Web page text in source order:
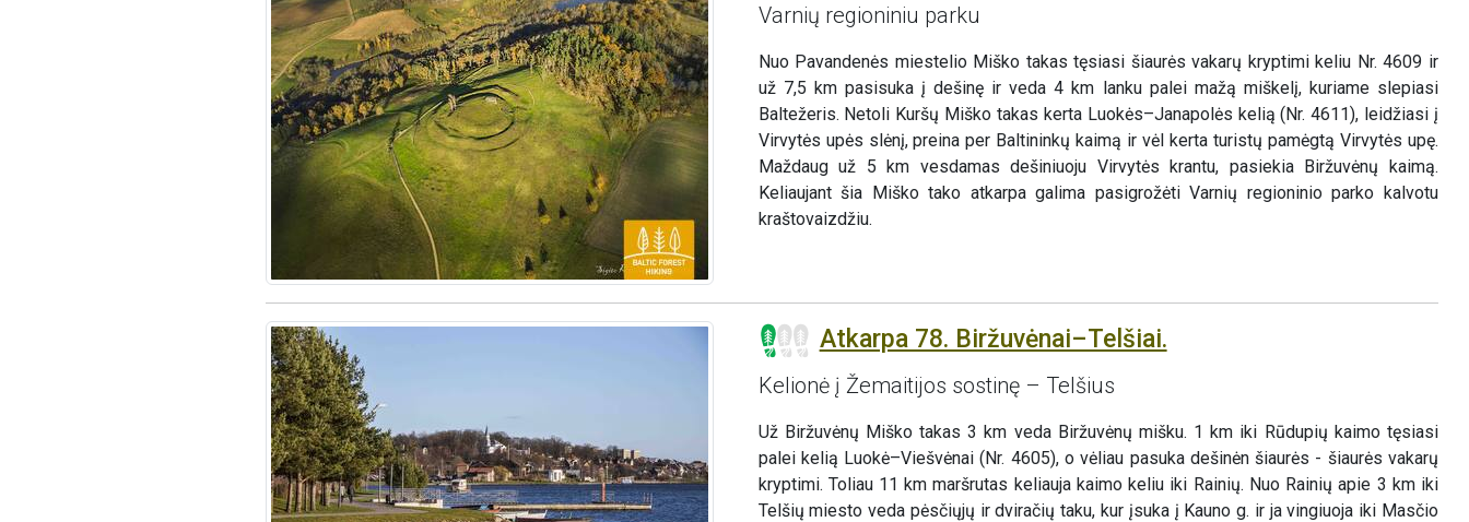
Varnių regioniniu parku
Nuo Pavandenės miestelio Miško takas tęsiasi šiaurės vakarų kryptimi keliu Nr. 4609 ir
už 7,5 km pasisuka į dešinę ir veda 4 km lanku palei mažą miškelį, kuriame slepiasi
Baltežeris. Netoli Kuršų Miško takas kerta Luokės–Janapolės kelią (Nr. 4611), leidžiasi į
Virvytės upės slėnį, preina per Baltininkų kaimą ir vėl kerta turistų pamėgtą Virvytės upę.
Maždaug už 5 km vesdamas dešiniuoju Virvytės krantu, pasiekia Biržuvėnų kaimą.
Keliaujant šia Miško tako atkarpa galima pasigrožėti Varnių regioninio parko kalvotu
kraštovaizdžiu.
Atkarpa 78. Biržuvėnai–Telšiai.
Kelionė į Žemaitijos sostinę – Telšius
Už Biržuvėnų Miško takas 3 km veda Biržuvėnų mišku. 1 km iki Rūdupių kaimo tęsiasi
palei kelią Luokė–Viešvėnai (Nr. 4605), o vėliau pasuka dešinėn šiaurės - šiaurės vakarų
kryptimi. Toliau 11 km maršrutas keliauja kaimo keliu iki Rainių. Nuo Rainių apie 3 km iki
Telšių miesto veda pėsčiųjų ir dviračių taku, kur įsuka į Kauno g. ir ja vingiuoja iki Masčio